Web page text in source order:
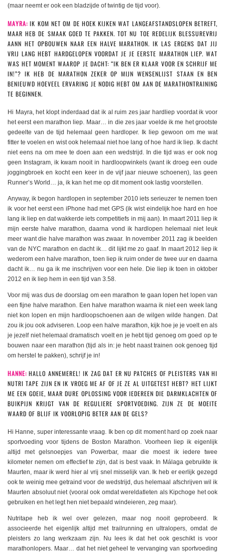
(maar neemt er ook een bladzijde of twintig de tijd voor).
MAYRA: IK KOM NET OM DE HOEK KIJKEN WAT LANGEAFSTANDSLOPEN BETREFT,
MAAR HEB DE SMAAK GOED TE PAKKEN. TOT NU TOE REDELIJK BLESSUREVRIJ
AANN HET OPBOUWEN NAAR EEN HALVE MARATHON. IK LAS ERGENS DAT JIJ
VRIJ LANG HEBT HARDGELOPEN VOORDAT JE JE EERSTE MARATHON LIEP. WAT
WAS HET MOMENT WAAROP JE DACHT: “IK BEN ER KLAAR VOOR EN SCHRIJF ME
IN!”? IK HEB DE MARATHON ZEKER OP MIJN WENSENLIJST STAAN EN BEN
BENIEUWD HOEVEEL ERVARING JE NODIG HEBT OM AAN DE MARATHONTRAINING
TE BEGINNEN.
Hi Mayra, het klopt inderdaad dat ik al ruim zes jaar hardliep voordat ik voor
het eerst een marathon liep. Maar… in die zes jaar voelde ik me het grootste
gedeelte van de tijd helemaal geen hardloper. Ik liep gewoon om me wat
fitter te voelen en wist ook helemaal niet hoe lang of hoe hard ik liep. Ik dacht
niet eens na om mee te doen aan een wedstrijd. In die tijd was er ook nog
geen Instagram, ik kwam nooit in hardloopwinkels (want ik droeg een oude
joggingbroek en kocht een keer in de vijf jaar nieuwe schoenen), las geen
Runner’s World… ja, ik kan het me op dit moment ook lastig voorstellen.
Anyway, ik begon hardlopen in september 2010 iets serieuzer te nemen toen
ik voor het eerst een iPhone had met GPS (ik wist eindelijk hoe hard en hoe
lang ik liep en dat wakkerde iets competitiefs in mij aan). In maart 2011 liep ik
mijn eerste halve marathon, daarna vond ik hardlopen helemaal niet leuk
meer want die halve marathon was zwaar. In november 2011 zag ik beelden
van de NYC marathon en dacht ik… dit lijkt me zo gaaf. In maart 2012 liep ik
wederom een halve marathon, toen liep ik ruim onder de twee uur en daarna
dacht ik… nu ga ik me inschrijven voor een hele. Die liep ik toen in oktober
2012 en ik liep hem in een tijd van 3.58.
Voor mij was dus de doorslag om een marathon te gaan lopen het lopen van
een fijne halve marathon. Een halve marathon waarna ik niet een week lang
niet kon lopen en mijn hardloopschoenen aan de wilgen wilde hangen. Dat
zou ik jou ook adviseren. Loop een halve marathon, kijk hoe je je voelt en als
je jezelf niet helemaal dramatisch voelt en je hebt tijd genoeg om goed op te
bouwen naar een marathon (tijd als in: je hebt naast trainen ook genoeg tijd
om herstel te pakken), schrijf je in!
HANNE: HALLO ANNEMEREL! IK ZAG DAT ER NU PATCHES OF PLEISTERS VAN HI
NUTRI TAPE ZIJN EN IK VROEG ME AF OF JE ZE AL UITGETEST HEBT? HET LIJKT
ME EEN GOEIE, MAAR DURE OPLOSSING VOOR IEDEREEN DIE DARMKLACHTEN OF
BUIKPIJN KRIJGT VAN DE REGULIERE SPORTVOEDING. ZIJN ZE DE MOEITE
WAARD OF BLIJF IK VOORLOPIG BETER AAN DE GELS?
Hi Hanne, super interessante vraag. Ik ben op dit moment hard op zoek naar
sportvoeding voor tijdens de Boston Marathon. Voorheen liep ik eigenlijk
altijd met gelsnoepjes van Powerbar, maar die moest ik iedere twee
kilometer nemen om effectief te zijn, dat is best vaak. In Málaga gebruikte ik
Maurten, maar ik werd hier al vrij snel misselijk van. Ik heb er eerlijk gezegd
ook te weinig mee getraind voor de wedstrijd, dus helemaal afschrijven wil ik
Maurten absoluut niet (vooral ook omdat wereldatleten als Kipchoge het ook
gebruiken en het legt hen niet bepaald windeieren, zeg maar).
Nutritape heb ik wel over gelezen, maar nog nooit geprobeerd. Ik
associeerde het eigenlijk altijd met trailrunning en ultralopers, omdat de
pleisters zo lang werkzaam zijn. Nu lees ik dat het ook geschikt is voor
marathonlopers. Maar… dat het niet geheel te vervanging van sportvoeding